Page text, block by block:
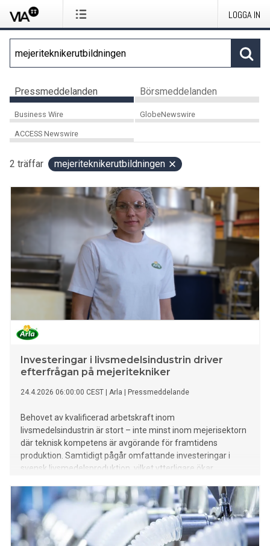
LOGGA IN
Pressmeddelanden Börsmeddelanden
Business Wire GlobeNewswire
ACCESS Newswire
2 träffar mejeriteknikerutbildningen
Investeringar i livsmedelsindustrin driver
efterfrågan på mejeritekniker
24.4.2026 06:00:00 CEST Arla Pressmeddelande
Behovet av kvalificerad arbetskraft inom
livsmedelsindustrin är stort – inte minst inom mejerisektorn
där teknisk kompetens är avgörande för framtidens
produktion. Samtidigt pågår omfattande investeringar i
svensk livsmedelsproduktion, vilket ytterligare ökar